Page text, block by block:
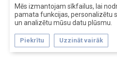
Mēs izmantojam sīkfailus, lai
pamata funkcijas, personalizētu
un analizētu mūsu datu plūsmu.
Piekrītu Uzzināt vairāk